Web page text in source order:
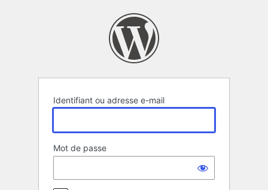
Identifiant ou adresse e-mail
Mot de passe